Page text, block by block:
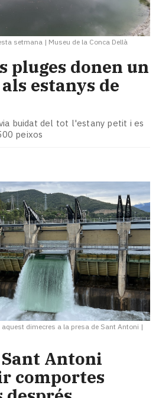
setmana | Museu de la Conca Dellà
pluges donen un
estanys de
buidat del tot l'estany petit i es
peixos
dimecres a la presa de Sant Antoni |
Antoni
comportes